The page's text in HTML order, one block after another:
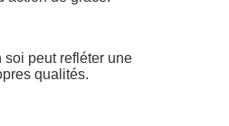
soi peut refléter une
qualités.